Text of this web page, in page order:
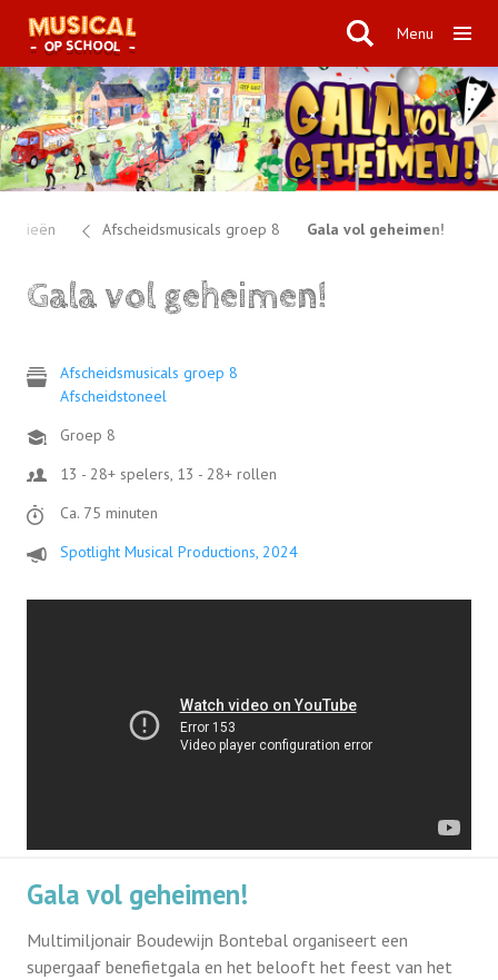
Menu
Afscheidsmusicals groep 8 Gala vol geheimen!
Gala vol geheimen!
Afscheidsmusicals groep 8
Afscheidstoneel
Groep 8
13 - 28+ spelers, 13 - 28+ rollen
Ca. 75 minuten
Spotlight Musical Productions, 2024
Gala vol geheimen!
Multimiljonair Boudewijn Bontebal organiseert een
supergaaf benefietgala en het belooft het feest van het